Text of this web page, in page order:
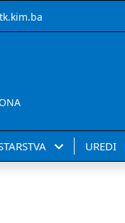
UREDI